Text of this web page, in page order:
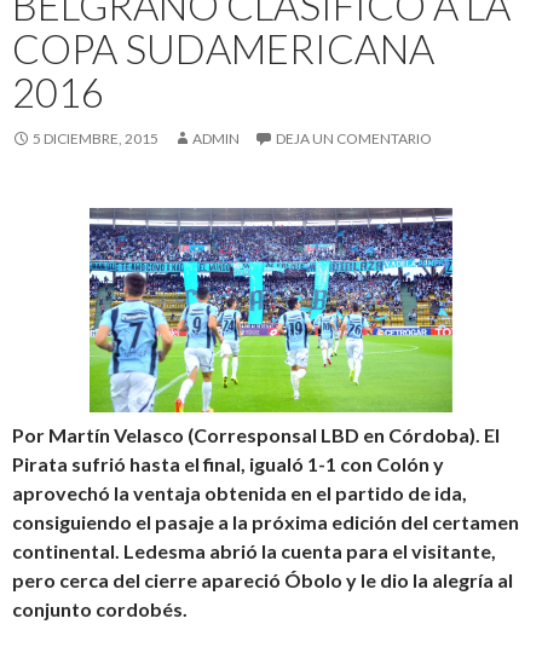
COPA SUDAMERICANA
2016
5 DICIEMBRE, 2015 ADMIN DEJA UN COMENTARIO
Por Martín Velasco (Corresponsal LBD en Córdoba). El
Pirata sufrió hasta el final, igualó 1-1 con Colón y
aprovechó la ventaja obtenida en el partido de ida,
consiguiendo el pasaje a la próxima edición del certamen
continental. Ledesma abrió la cuenta para el visitante,
pero cerca del cierre apareció Óbolo y le dio la alegría al
conjunto cordobés.